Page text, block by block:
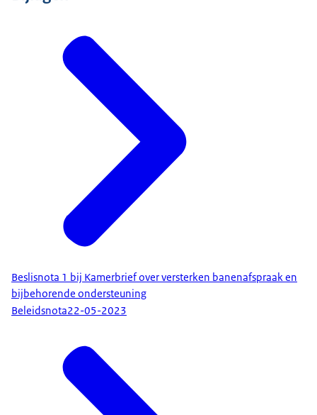
Beslisnota 1 bij Kamerbrief over versterken banenafspraak en
bijbehorende ondersteuning
Beleidsnota22-05-2023